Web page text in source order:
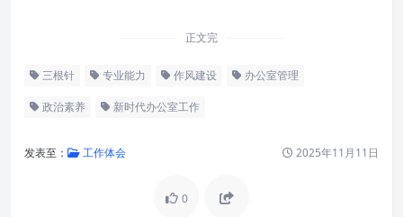
正文完
三根针 专业能力 作风建设 办公室管理
政治素养 新时代办公室工作
发表至： 工作体会 2025年11月11日
0
引言：新时代办公室工作的坐标